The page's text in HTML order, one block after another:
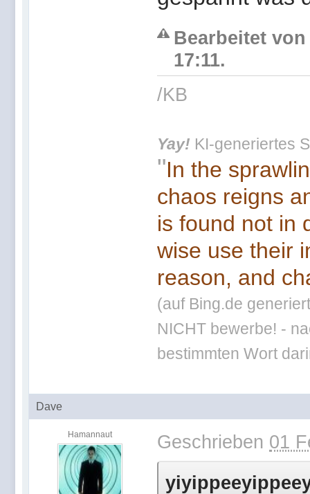
Bearbeitet
17:11.
/KB
Yay! KI-generiertes
"In the
chaos reigns
is found not in
wise use their
reason, and
(auf Bing.de
NICHT bewerbe! -
bestimmten Wort
Dave
Hamannaut Geschrieben 01